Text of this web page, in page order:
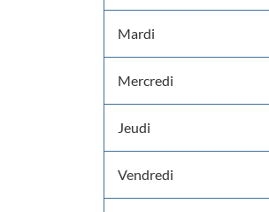
Mardi
Mercredi
Jeudi
Vendredi